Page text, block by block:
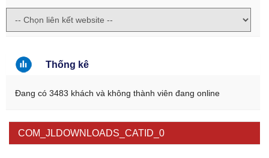
Thống kê
Đang có 3483 khách và không thành viên đang online
COM_JLDOWNLOADS_CATID_0